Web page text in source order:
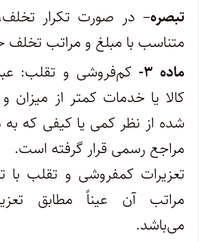
تبصره– در صورت تکرار
متناسب با مبلغ و مراتب تخلف
ماده ۳-
کم‌فروشی و تقلب:
کالا یا خدمات کمتر از میزان
شده از نظر کمی یا کیفی که به
مراجع رسمی قرار گرفته است.
تعزیرات کمفروشی و تقلب با
مراتب آن عیناً مطابق
می‌باشد.